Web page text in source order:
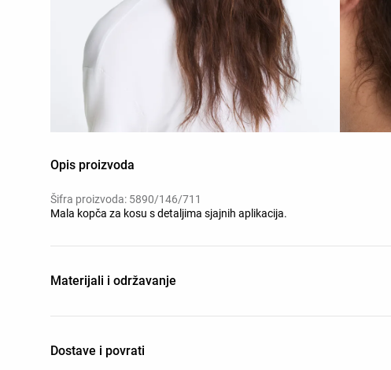
Opis proizvoda
Šifra proizvoda: 5890/146/711
Mala kopča za kosu s detaljima sjajnih aplikacija.
Materijali i održavanje
Dostave i povrati